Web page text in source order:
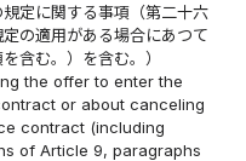
定に関する事項（第二十六
の適用がある場合にあつて
含む。）を含む。）
the offer to enter the
or about canceling
contract (including
of Article 9, paragraphs